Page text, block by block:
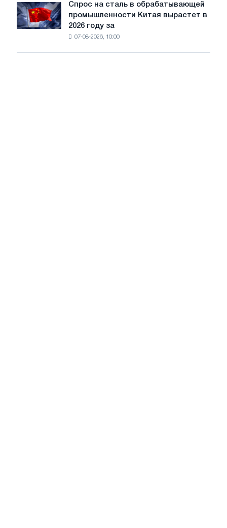
диверсификацию
работе
при
воды
Спрос
на
сталь
Спрос на сталь в обрабатывающей
промышленности Китая вырастет в
2026 году за
07-08-2026, 10:00